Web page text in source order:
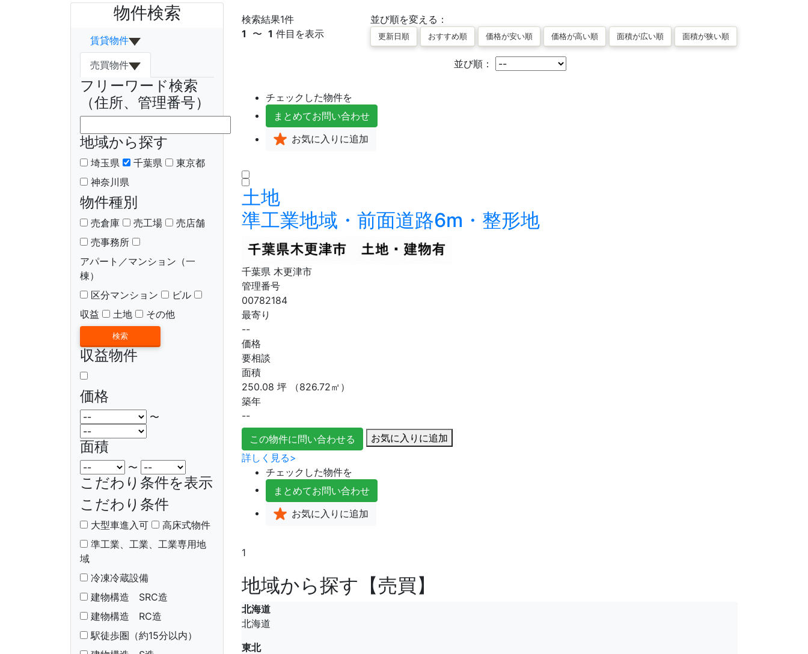
物件検索
賃貸物件
売買物件
フリーワード検索
（住所、管理番号）
地域から探す
埼玉県 千葉県
東京都
神奈川県
物件種別
売倉庫 売工場
売店舗
売事務所
アパート／マンション（一
棟）
区分マンション
ビル
収益
土地 その他
収益物件
価格
〜
面積
〜
こだわり条件を表示
こだわり条件
大型車進入可
高床式物件
準工業、工業、工業専用地
域
冷凍冷蔵設備
建物構造 SRC造
建物構造 RC造
駅徒歩圏（約15分以内）
検索結果1件
1 〜 1 件目を表示
並び順を変える：
並び順：
チェックした物件を
まとめてお問い合わせ
お気に入り に追加
土地
準工業地域・前面道路6m・整形地
千葉県 木更津市
管理番号
00782184
最寄り
--
価格
要相談
面積
250.08 坪 （826.72㎡）
築年
--
この物件に問い合わせる
お気に入りに追加
詳しく見る>
チェックした物件を
まとめてお問い合わせ
お気に入り に追加
1
地域から探す【売買】
北海道
北海道
東北